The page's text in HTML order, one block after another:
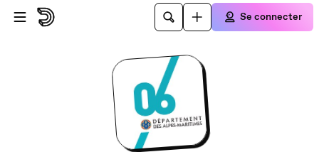
Passer au contenu principal
Se connecter